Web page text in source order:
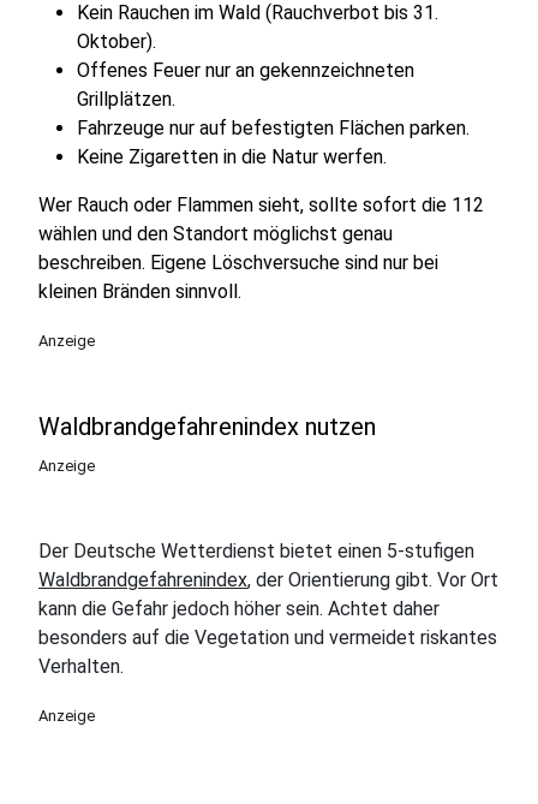
Kein Rauchen im Wald (Rauchverbot bis 31.
Oktober).
Offenes Feuer nur an gekennzeichneten
Grillplätzen.
Fahrzeuge nur auf befestigten Flächen parken.
Keine Zigaretten in die Natur werfen.
Wer Rauch oder Flammen sieht, sollte sofort die 112
wählen und den Standort möglichst genau
beschreiben. Eigene Löschversuche sind nur bei
kleinen Bränden sinnvoll.
Anzeige
Waldbrandgefahrenindex nutzen
Anzeige
Der Deutsche Wetterdienst bietet einen 5-stufigen
Waldbrandgefahrenindex, der Orientierung gibt. Vor Ort
kann die Gefahr jedoch höher sein. Achtet daher
besonders auf die Vegetation und vermeidet riskantes
Verhalten.
Anzeige